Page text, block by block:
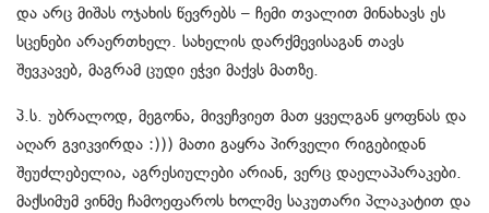
და არც მიშას ოჯახის წევრებს – ჩემი თვალით მინახავს ეს
სცენები არაერთხელ. სახელის დარქმევისაგან თავს
შევკავებ, მაგრამ ცუდი ეჭვი მაქვს მათზე.
პ.ს. უბრალოდ, მეგონა, მივეჩვიეთ მათ ყველგან ყოფნას და
აღარ გვიკვირდა :))) მათი გაყრა პირველი რიგებიდან
შეუძლებელია, აგრესიულები არიან, ვერც დაელაპარაკები.
მაქსიმუმ ვინმე ჩამოეფაროს ხოლმე საკუთარი პლაკატით და